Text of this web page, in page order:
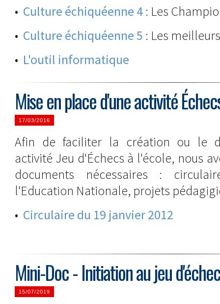
• Culture échiquéenne 4 : Les
• Culture échiquéenne 5 : Les
• L'outil informatique
Mise en place d'une activité
17/03/2016
Afin de faciliter la création ou le
activité Jeu d'Échecs à l'école, nous
documents nécessaires :
l'Education Nationale, projets
• Circulaire du 19 janvier 2012
Mini-Doc - Initiation au jeu
15/07/2019